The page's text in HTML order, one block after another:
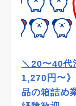
＼20〜40
1,270円〜
品の箱詰め